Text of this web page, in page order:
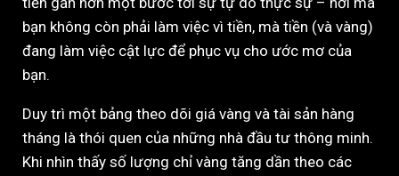
bạn không còn phải làm việc vì tiền, mà tiền (và vàng)
đang làm việc cật lực để phục vụ cho ước mơ của
bạn.
Duy trì một bảng theo dõi giá vàng và tài sản hàng
tháng là thói quen của những nhà đầu tư thông minh.
Khi nhìn thấy số lượng chỉ vàng tăng dần theo các